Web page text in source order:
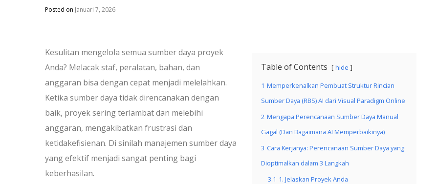
Posted on Januari 7, 2026
Table of Contents hide
1 Memperkenalkan Pembuat Struktur Rincian
Sumber Daya (RBS) AI dari Visual Paradigm Online
2 Mengapa Perencanaan Sumber Daya Manual
Gagal (Dan Bagaimana AI Memperbaikinya)
3 Cara Kerjanya: Perencanaan Sumber Daya yang
Dioptimalkan dalam 3 Langkah
3.1 1. Jelaskan Proyek Anda
Kesulitan mengelola semua sumber daya proyek
Anda? Melacak staf, peralatan, bahan, dan
anggaran bisa dengan cepat menjadi melelahkan.
Ketika sumber daya tidak direncanakan dengan
baik, proyek sering terlambat dan melebihi
anggaran, mengakibatkan frustrasi dan
ketidakefisienan. Di sinilah manajemen sumber daya
yang efektif menjadi sangat penting bagi
keberhasilan.